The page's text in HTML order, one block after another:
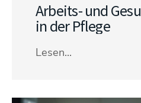
Arbeits- und
in der Pflege
Lesen...